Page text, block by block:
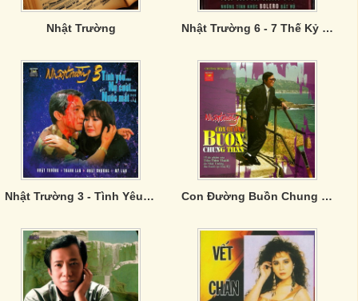
Nhật Trường Nhật Trường 6 - 7 Thế Kỷ Tình Yêu
Nhật Trường 3 - Tình Yêu Nụ Cười Nước Mắt Con Đường Buồn Chung Thân